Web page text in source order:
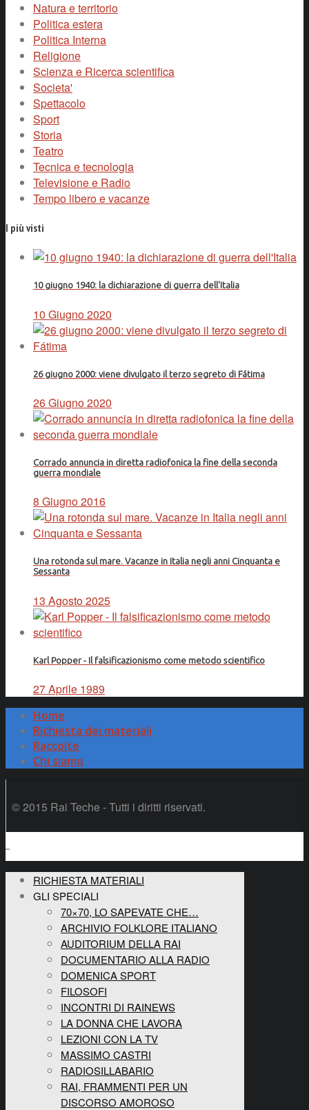
Natura e territorio
Politica estera
Politica Interna
Religione
Scienza e Ricerca scientifica
Societa'
Spettacolo
Sport
Storia
Teatro
Tecnica e tecnologia
Televisione e Radio
Tempo libero e vacanze
I più visti
10 giugno 1940: la dichiarazione di guerra dell'Italia
10 Giugno 2020
26 giugno 2000: viene divulgato il terzo segreto di Fátima
26 Giugno 2020
Corrado annuncia in diretta radiofonica la fine della seconda
guerra mondiale
8 Giugno 2016
Una rotonda sul mare. Vacanze in Italia negli anni Cinquanta e
Sessanta
13 Agosto 2025
Karl Popper - Il falsificazionismo come metodo scientifico
27 Aprile 1989
Home
Richiesta dei materiali
Raccolte
Chi siamo
© 2015 Rai Teche - Tutti i diritti riservati.
RICHIESTA MATERIALI
GLI SPECIALI
70×70, LO SAPEVATE CHE…
ARCHIVIO FOLKLORE ITALIANO
AUDITORIUM DELLA RAI
DOCUMENTARIO ALLA RADIO
DOMENICA SPORT
FILOSOFI
INCONTRI DI RAINEWS
LA DONNA CHE LAVORA
LEZIONI CON LA TV
MASSIMO CASTRI
RADIOSILLABARIO
RAI, FRAMMENTI PER UN
DISCORSO AMOROSO